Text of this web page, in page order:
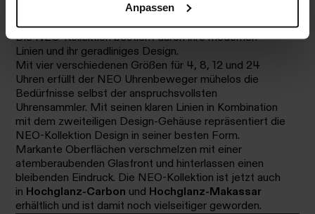
Anpassen
Geschaffen für Uhrenliebhaber.
Die NEO-Kollektion besticht durch ihre modernen
Linien und ihr geradliniges Design.
Mit vier verschiedenen Größen für 4, 8, 12 und 24
Uhren erfüllt der NEO Uhrenbeweger mühelos die
Bedürfnisse selbst der anspruchsvollsten
Uhrensammler. Mit seinen klaren Linien in Kombination
mit dem zweiteiligen Design-Gehäuse repräsentiert die
NEO-Kollektion Design in seiner besten Form.
Markante Oberflächen verschmelzen mit einer
atemberaubenden Glasfront und hinterlassen einen
bleibenden Eindruck. Die NEO-Kollektion ist jetzt auch
in Hochglanz-Carbon und Hochglanz-Makassar
erhältlich und ist damit noch vielseitiger geworden.